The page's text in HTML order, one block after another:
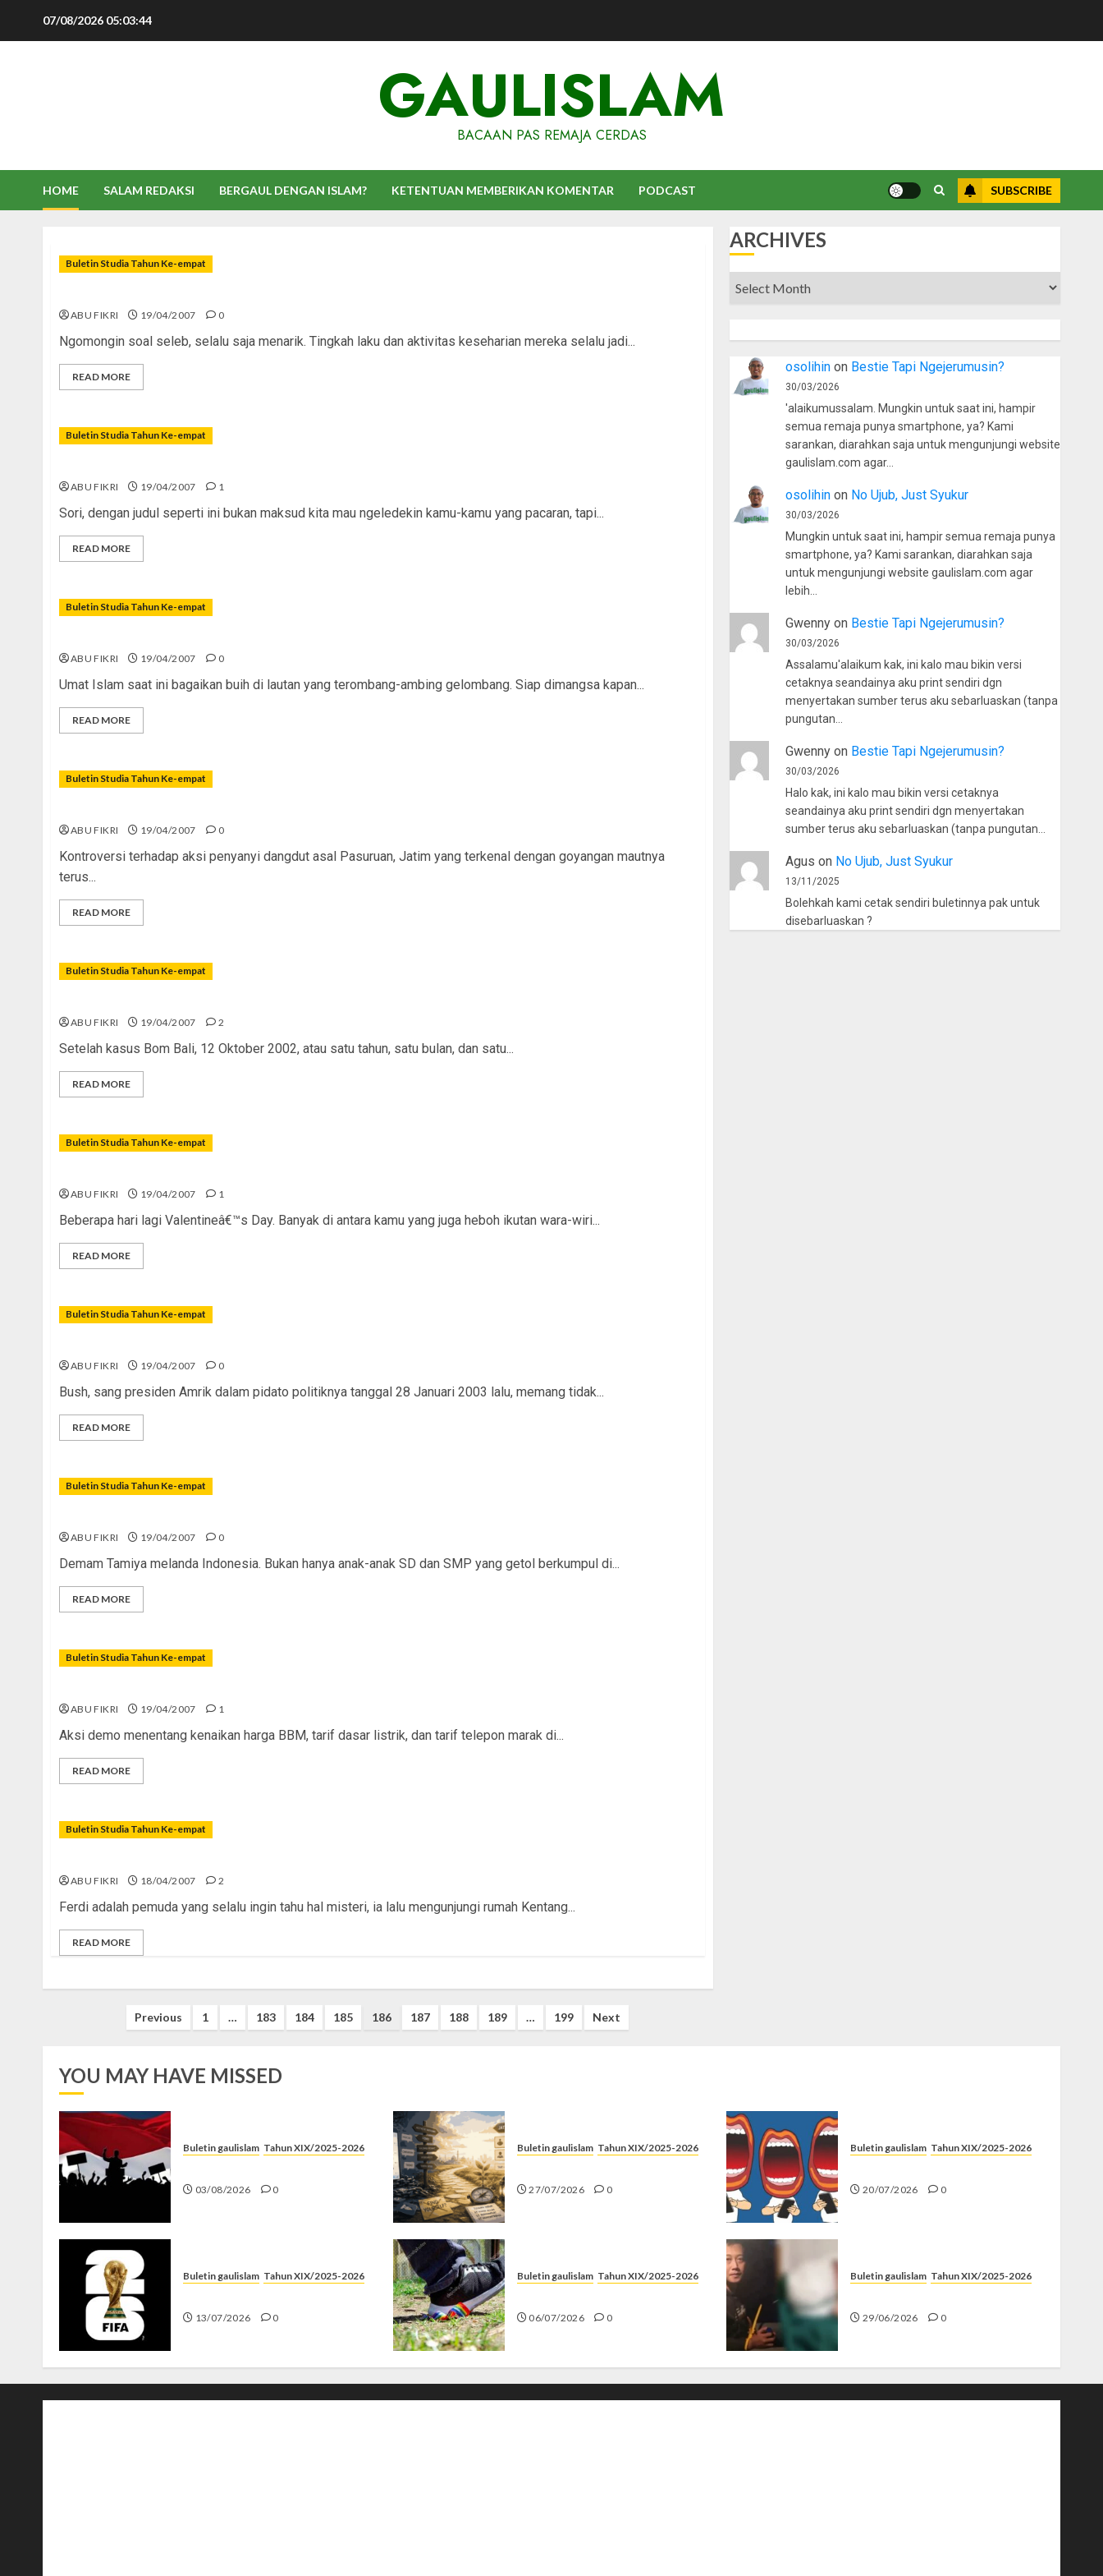
07/08/2026 05:03:45
GAULISLAM
BACAAN PAS REMAJA CERDAS
HOME SALAM REDAKSI BERGAUL DENGAN ISLAM? KETENTUAN MEMBERIKAN KOMENTAR PODCAST SUBSCRIBE
Buletin Studia Tahun Ke-empat
ABU FIKRI 19/04/2007 0
Ngomongin soal seleb, selalu saja menarik. Tingkah laku dan aktivitas keseharian mereka selalu jadi...
READ MORE
Buletin Studia Tahun Ke-empat
ABU FIKRI 19/04/2007 1
Sori, dengan judul seperti ini bukan maksud kita mau ngeledekin kamu-kamu yang pacaran, tapi...
READ MORE
Buletin Studia Tahun Ke-empat
ABU FIKRI 19/04/2007 0
Umat Islam saat ini bagaikan buih di lautan yang terombang-ambing gelombang. Siap dimangsa kapan...
READ MORE
Buletin Studia Tahun Ke-empat
ABU FIKRI 19/04/2007 0
Kontroversi terhadap aksi penyanyi dangdut asal Pasuruan, Jatim yang terkenal dengan goyangan mautnya
terus...
READ MORE
Buletin Studia Tahun Ke-empat
ABU FIKRI 19/04/2007 2
Setelah kasus Bom Bali, 12 Oktober 2002, atau satu tahun, satu bulan, dan satu...
READ MORE
Buletin Studia Tahun Ke-empat
ABU FIKRI 19/04/2007 1
Beberapa hari lagi Valentineâ€™s Day. Banyak di antara kamu yang juga heboh ikutan wara-wiri...
READ MORE
Buletin Studia Tahun Ke-empat
ABU FIKRI 19/04/2007 0
Bush, sang presiden Amrik dalam pidato politiknya tanggal 28 Januari 2003 lalu, memang tidak...
READ MORE
Buletin Studia Tahun Ke-empat
ABU FIKRI 19/04/2007 0
Demam Tamiya melanda Indonesia. Bukan hanya anak-anak SD dan SMP yang getol berkumpul di...
READ MORE
Buletin Studia Tahun Ke-empat
ABU FIKRI 19/04/2007 1
Aksi demo menentang kenaikan harga BBM, tarif dasar listrik, dan tarif telepon marak di...
READ MORE
Buletin Studia Tahun Ke-empat
ABU FIKRI 18/04/2007 2
Ferdi adalah pemuda yang selalu ingin tahu hal misteri, ia lalu mengunjungi rumah Kentang...
READ MORE
Previous 1 … 183 184 185 186 187 188 189 … 199 Next
ARCHIVES
Archives
osolihinon Bestie Tapi Ngejerumusin?
30/03/2026
'alaikumussalam. Mungkin untuk saat ini, hampir
semua remaja punya smartphone, ya? Kami
sarankan, diarahkan saja untuk mengunjungi website
gaulislam.com agar…
osolihinon No Ujub, Just Syukur
30/03/2026
Mungkin untuk saat ini, hampir semua remaja punya
smartphone, ya? Kami sarankan, diarahkan saja
untuk mengunjungi website gaulislam.com agar
lebih…
Gwennyon Bestie Tapi Ngejerumusin?
30/03/2026
Assalamu'alaikum kak, ini kalo mau bikin versi
cetaknya seandainya aku print sendiri dgn
menyertakan sumber terus aku sebarluaskan (tanpa
pungutan…
Gwennyon Bestie Tapi Ngejerumusin?
30/03/2026
Halo kak, ini kalo mau bikin versi cetaknya
seandainya aku print sendiri dgn menyertakan
sumber terus aku sebarluaskan (tanpa pungutan…
Agus on No Ujub, Just Syukur
13/11/2025
Bolehkah kami cetak sendiri buletinnya pak untuk
disebarluaskan ?
YOU MAY HAVE MISSED
Buletin gaulislam Tahun XIX/2025-2026
03/08/2026 0
Buletin gaulislam Tahun XIX/2025-2026
27/07/2026 0
Buletin gaulislam Tahun XIX/2025-2026
20/07/2026 0
Buletin gaulislam Tahun XIX/2025-2026
13/07/2026 0
Buletin gaulislam Tahun XIX/2025-2026
06/07/2026 0
Buletin gaulislam Tahun XIX/2025-2026
29/06/2026 0